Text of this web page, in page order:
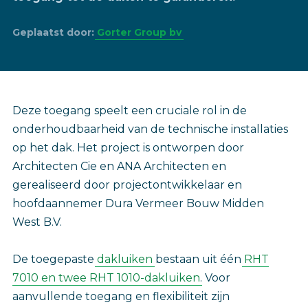
Geplaatst door: Gorter Group bv
Deze toegang speelt een cruciale rol in de
onderhoudbaarheid van de technische installaties
op het dak. Het project is ontworpen door
Architecten Cie en ANA Architecten en
gerealiseerd door projectontwikkelaar en
hoofdaannemer Dura Vermeer Bouw Midden
West B.V.
De toegepaste dakluiken bestaan uit één RHT
7010 en twee RHT 1010-dakluiken. Voor
aanvullende toegang en flexibiliteit zijn